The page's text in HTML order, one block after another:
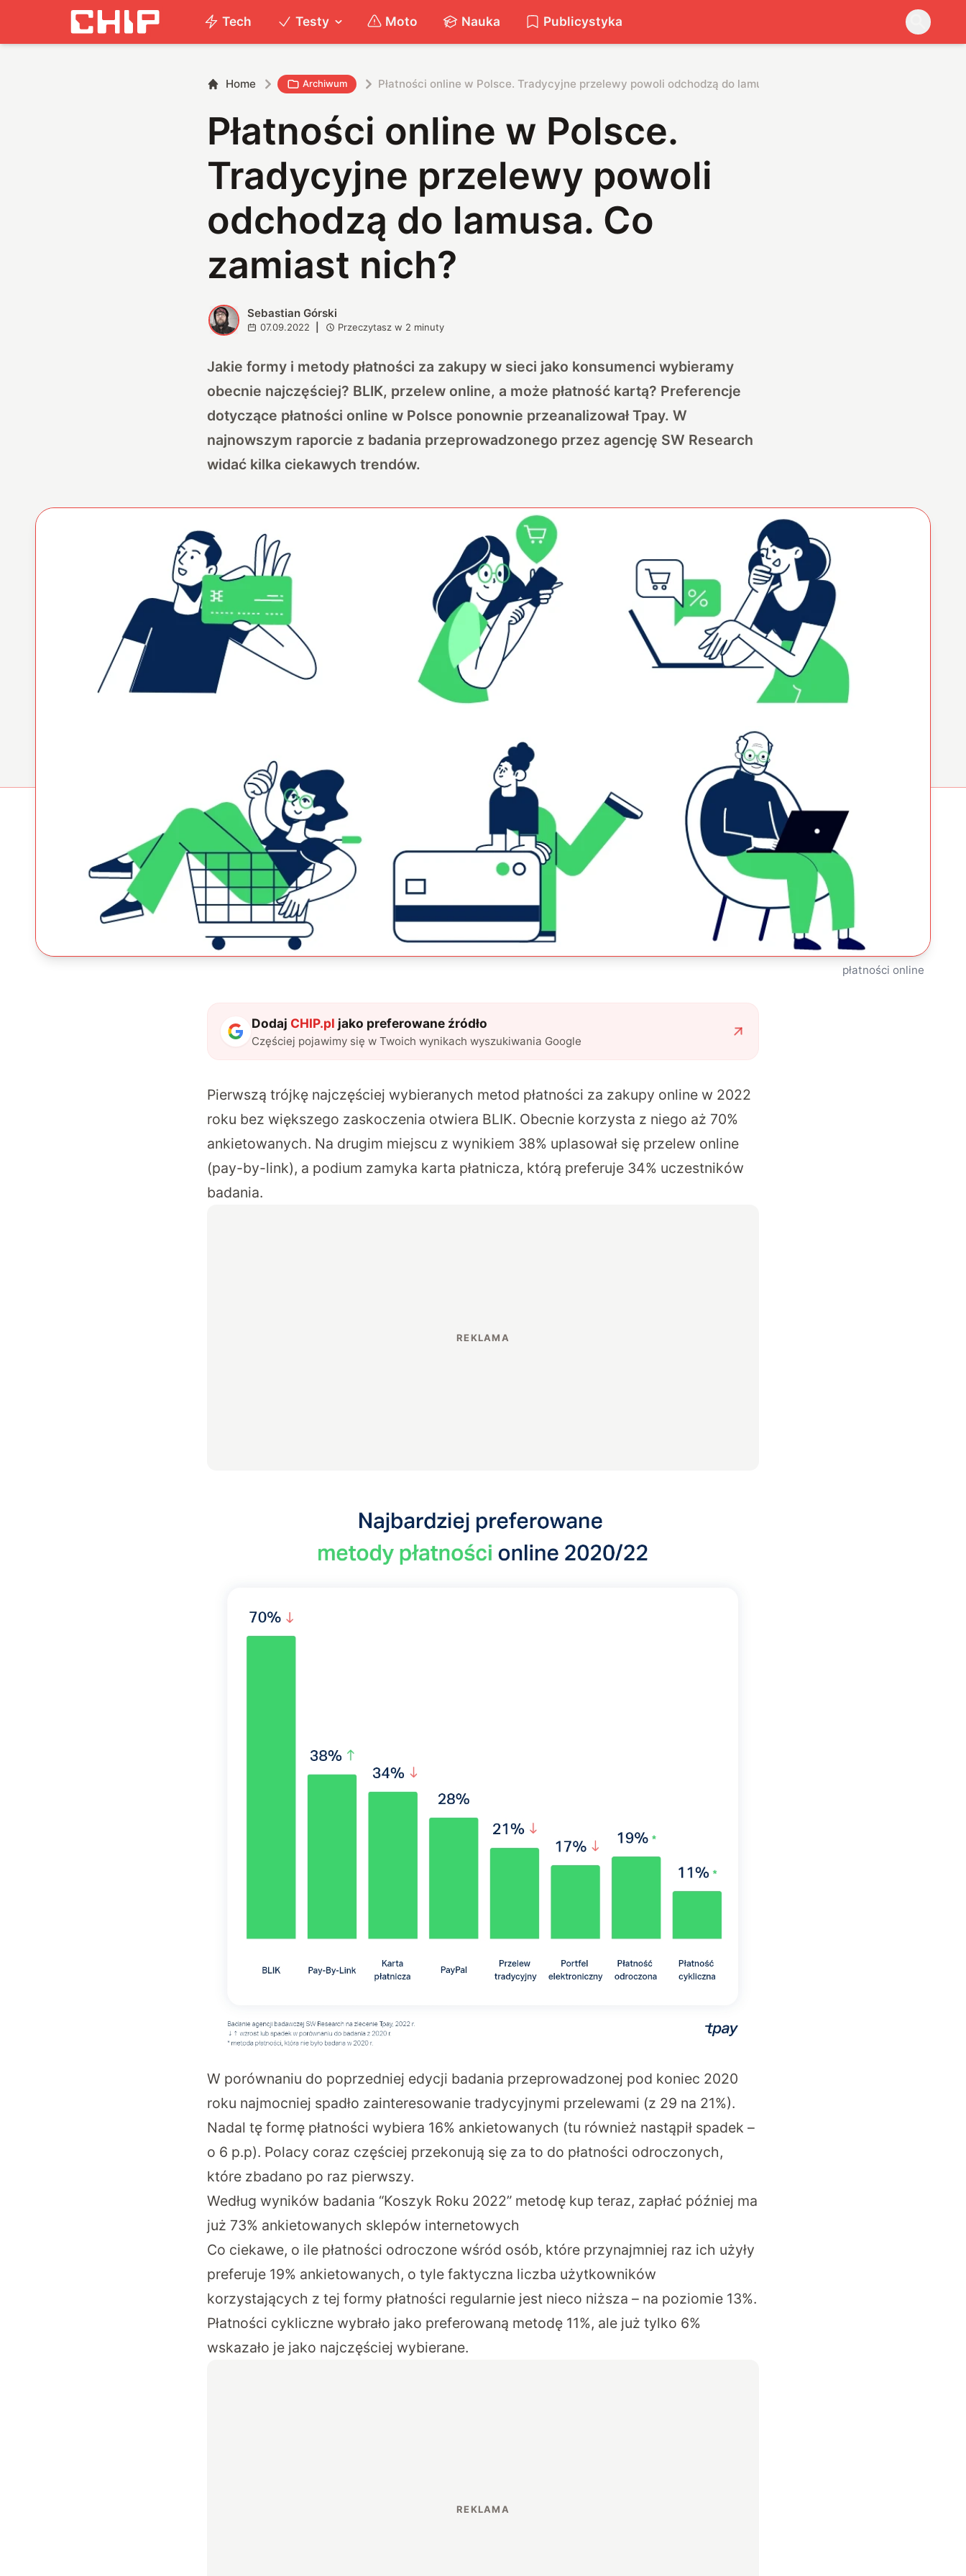
Tech Testy Moto Nauka Publicystyka
Home Archiwum Płatności online w Polsce. Tradycyjne przelewy powoli odchodzą do lamusa. Co zamiast nich?
Płatności online w Polsce.
Tradycyjne przelewy powoli
odchodzą do lamusa. Co
zamiast nich?
S Sebastian Górski
07.09.2022 Przeczytasz w 2 minuty
Jakie formy i metody płatności za zakupy w sieci jako konsumenci wybieramy
obecnie najczęściej? BLIK, przelew online, a może płatność kartą? Preferencje
dotyczące płatności online w Polsce ponownie przeanalizował Tpay. W
najnowszym raporcie z badania przeprowadzonego przez agencję SW Research
widać kilka ciekawych trendów.
płatności online
Dodaj CHIP.pl jako preferowane źródło
Częściej pojawimy się w Twoich wynikach wyszukiwania Google
Pierwszą trójkę najczęściej wybieranych metod płatności za zakupy online w 2022
roku bez większego zaskoczenia otwiera BLIK. Obecnie korzysta z niego aż 70%
ankietowanych. Na drugim miejscu z wynikiem 38% uplasował się przelew online
(pay-by-link), a podium zamyka karta płatnicza, którą preferuje 34% uczestników
badania.
W porównaniu do poprzedniej edycji badania przeprowadzonej pod koniec 2020
roku najmocniej spadło zainteresowanie tradycyjnymi przelewami (z 29 na 21%).
Nadal tę formę płatności wybiera 16% ankietowanych (tu również nastąpił spadek –
o 6 p.p). Polacy coraz częściej przekonują się za to do płatności odroczonych,
które zbadano po raz pierwszy.
Według wyników badania “Koszyk Roku 2022” metodę kup teraz, zapłać później ma
już 73% ankietowanych sklepów internetowych
Co ciekawe, o ile płatności odroczone wśród osób, które przynajmniej raz ich użyły
preferuje 19% ankietowanych, o tyle faktyczna liczba użytkowników
korzystających z tej formy płatności regularnie jest nieco niższa – na poziomie 13%.
Płatności cykliczne wybrało jako preferowaną metodę 11%, ale już tylko 6%
wskazało je jako najczęściej wybierane.